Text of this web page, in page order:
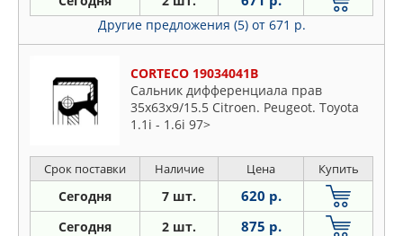
Другие предложения (5) от 671 р.
CORTECO 19034041B
Сальник дифференциала прав
35x63x9/15.5 Citroen. Peugeot. Toyota
1.1i - 1.6i 97>
Срок поставки Наличие Цена Купить
Сегодня 7 шт. 620 р.
Сегодня 2 шт. 875 р.